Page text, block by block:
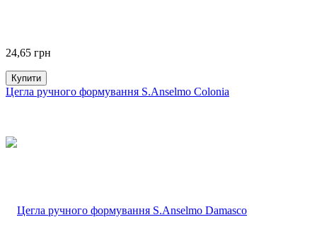
24,65 грн
Купити
Цегла ручного формування S.Anselmo Colonia